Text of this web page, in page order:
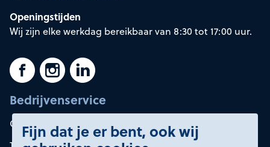
Fijn dat je er bent, ook wij
Openingstijden
Wij zijn elke werkdag bereikbaar van 8:30 tot 17:00 uur.
Bedrijvenservice
Container huren